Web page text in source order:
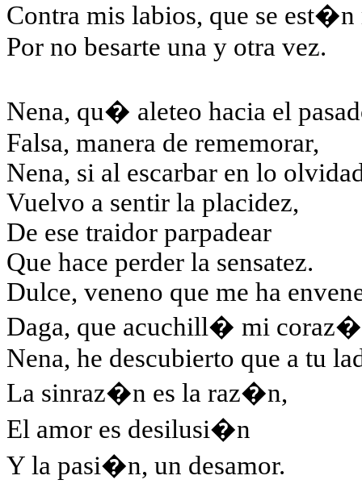
Contra mis labios, que se
Por no besarte una y otra vez.
Nena, qu� aleteo hacia el
Falsa, manera de rememorar,
Nena, si al escarbar en lo
Vuelvo a sentir la placidez,
De ese traidor parpadear
Que hace perder la sensatez.
Dulce, veneno que me ha
Daga, que acuchill� mi
Nena, he descubierto que a tu
La sinraz�n es la raz�n,
El amor es desilusi�n
Y la pasi�n, un desamor.